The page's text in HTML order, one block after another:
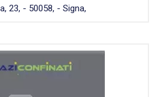
23, - 50058, - Signa,